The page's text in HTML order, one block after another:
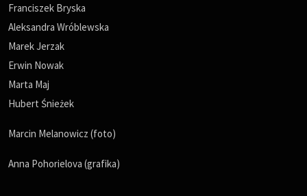
Franciszek Bryska
Aleksandra Wróblewska
Marek Jerzak
Erwin Nowak
Marta Maj
Hubert Śnieżek
Marcin Melanowicz (foto)
Anna Pohorielova (grafika)